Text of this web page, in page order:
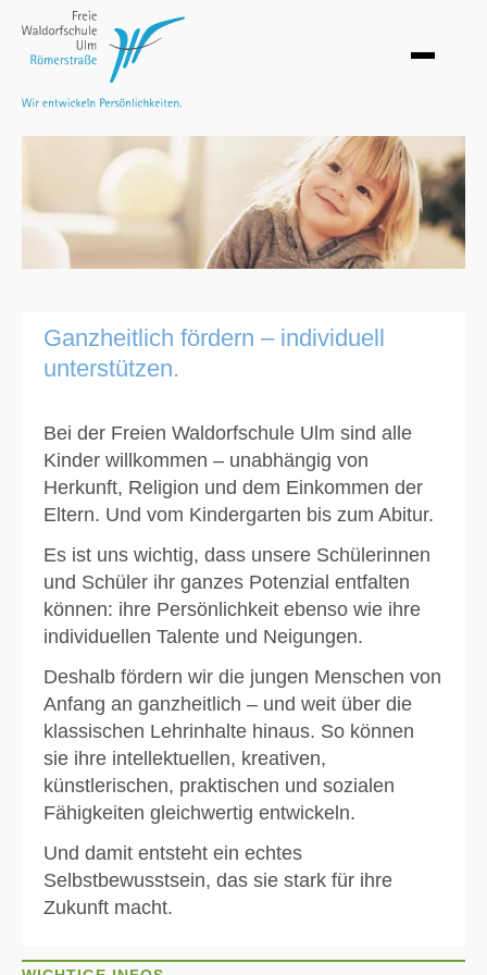
Ganzheitlich fördern – individuell
unterstützen.
Bei der Freien Waldorfschule Ulm sind alle
Kinder willkommen – unabhängig von
Herkunft, Religion und dem Einkommen der
Eltern. Und vom Kindergarten bis zum Abitur.
Es ist uns wichtig, dass unsere Schülerinnen
und Schüler ihr ganzes Potenzial entfalten
können: ihre Persönlichkeit ebenso wie ihre
individuellen Talente und Neigungen.
Deshalb fördern wir die jungen Menschen von
Anfang an ganzheitlich – und weit über die
klassischen Lehrinhalte hinaus. So können
sie ihre intellektuellen, kreativen,
künstlerischen, praktischen und sozialen
Fähigkeiten gleichwertig entwickeln.
Und damit entsteht ein echtes
Selbstbewusstsein, das sie stark für ihre
Zukunft macht.